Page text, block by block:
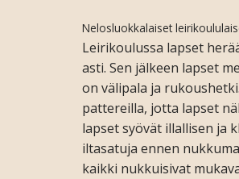
Nelosluokkalaiset
Leirikoulussa lapset
asti. Sen jälkeen lapset
on välipala ja
pattereilla, jotta lapset
lapset syövät illallisen ja
iltasatuja ennen
kaikki nukkuisivat